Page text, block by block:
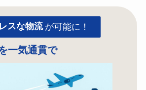
スな物流 が可能に！
一気通貫で